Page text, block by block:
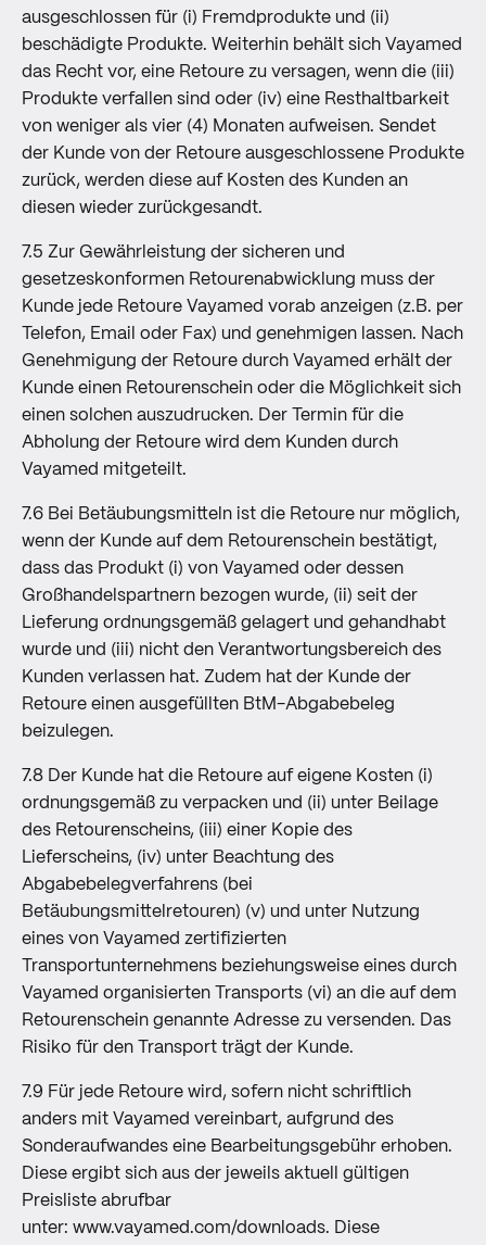
ausgeschlossen für (i) Fremdprodukte und (ii)
beschädigte Produkte. Weiterhin behält sich Vayamed
das Recht vor, eine Retoure zu versagen, wenn die (iii)
Produkte verfallen sind oder (iv) eine Resthaltbarkeit
von weniger als vier (4) Monaten aufweisen. Sendet
der Kunde von der Retoure ausgeschlossene Produkte
zurück, werden diese auf Kosten des Kunden an
diesen wieder zurückgesandt.
7.5 Zur Gewährleistung der sicheren und
gesetzeskonformen Retourenabwicklung muss der
Kunde jede Retoure Vayamed vorab anzeigen (z.B. per
Telefon, Email oder Fax) und genehmigen lassen. Nach
Genehmigung der Retoure durch Vayamed erhält der
Kunde einen Retourenschein oder die Möglichkeit sich
einen solchen auszudrucken. Der Termin für die
Abholung der Retoure wird dem Kunden durch
Vayamed mitgeteilt.
7.6 Bei Betäubungsmitteln ist die Retoure nur möglich,
wenn der Kunde auf dem Retourenschein bestätigt,
dass das Produkt (i) von Vayamed oder dessen
Großhandelspartnern bezogen wurde, (ii) seit der
Lieferung ordnungsgemäß gelagert und gehandhabt
wurde und (iii) nicht den Verantwortungsbereich des
Kunden verlassen hat. Zudem hat der Kunde der
Retoure einen ausgefüllten BtM-Abgabebeleg
beizulegen.
7.8 Der Kunde hat die Retoure auf eigene Kosten (i)
ordnungsgemäß zu verpacken und (ii) unter Beilage
des Retourenscheins, (iii) einer Kopie des
Lieferscheins, (iv) unter Beachtung des
Abgabebelegverfahrens (bei
Betäubungsmittelretouren) (v) und unter Nutzung
eines von Vayamed zertifizierten
Transportunternehmens beziehungsweise eines durch
Vayamed organisierten Transports (vi) an die auf dem
Retourenschein genannte Adresse zu versenden. Das
Risiko für den Transport trägt der Kunde.
7.9 Für jede Retoure wird, sofern nicht schriftlich
anders mit Vayamed vereinbart, aufgrund des
Sonderaufwandes eine Bearbeitungsgebühr erhoben.
Diese ergibt sich aus der jeweils aktuell gültigen
Preisliste abrufbar
unter: www.vayamed.com/downloads. Diese